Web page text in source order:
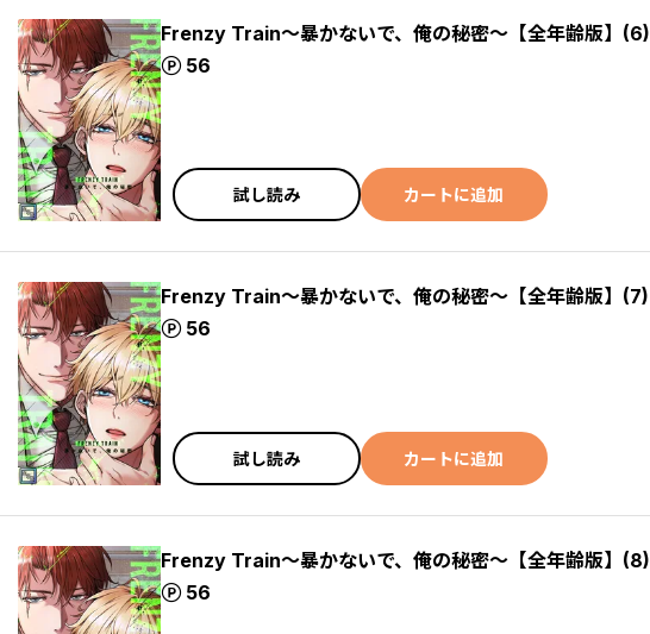
Frenzy Train～暴かないで、俺の秘密～【全年齢版】(6)
56
ポイント
試し読み カートに追加
Frenzy Train～暴かないで、俺の秘密～【全年齢版】(7)
56
ポイント
試し読み カートに追加
Frenzy Train～暴かないで、俺の秘密～【全年齢版】(8)
56
ポイント